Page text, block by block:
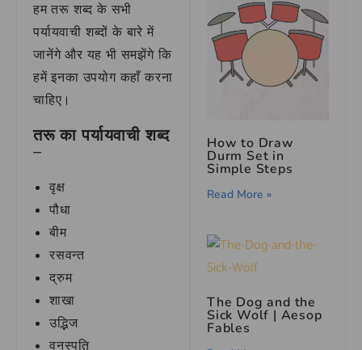
हम तरू शब्द के सभी
पर्यायवाची शब्दों के बारे में
जानेंगे और यह भी समझेंगे कि
हमें इनका उपयोग कहाँ करना
चाहिए।
तरू का पर्यायवाची शब्द
–
वृक्ष
पौधा
बीम
रसवन्त
द्रुम
शाखा
उद्भिज
वनस्पति
How to Draw
Durm Set in
Simple Steps
Read More »
The Dog and the
Sick Wolf | Aesop
Fables